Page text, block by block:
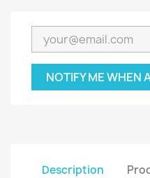
NOTIFY ME WHEN
Description